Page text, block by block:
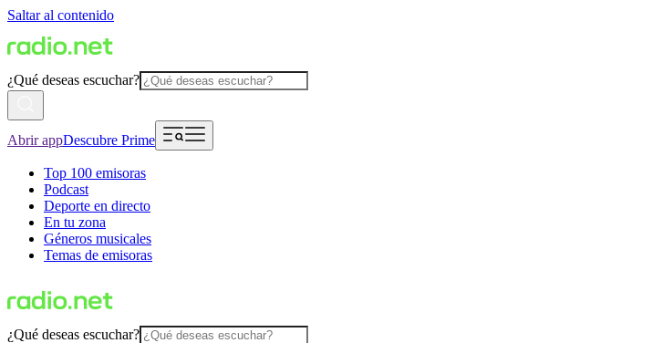
Saltar al contenido
¿Qué deseas escuchar?
Abrir appDescubre Prime
Top 100 emisoras
Podcast
Deporte en directo
En tu zona
Géneros musicales
Temas de emisoras
¿Qué deseas escuchar?